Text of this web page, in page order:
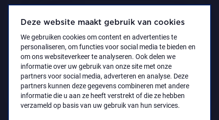
Deze website maakt gebruik van cookies
We gebruiken cookies om content en advertenties te
personaliseren, om functies voor social media te bieden en
om ons websiteverkeer te analyseren. Ook delen we
informatie over uw gebruik van onze site met onze
partners voor social media, adverteren en analyse. Deze
partners kunnen deze gegevens combineren met andere
informatie die u aan ze heeft verstrekt of die ze hebben
verzameld op basis van uw gebruik van hun services.
Privacyverklaring Toegankelijkheidsverklaring
© 2021 Koninklijk Museum voor Schone Kunsten